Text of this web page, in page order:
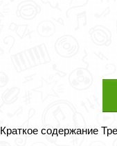
Краткое содержание